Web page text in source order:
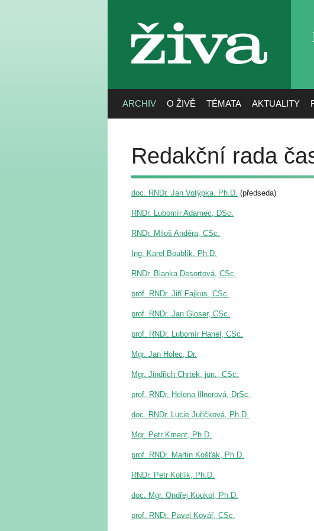
živa
ARCHIV O ŽIVĚ TÉMATA AKTUALITY
Redakční rada
doc. RNDr. Jan Votýpka. Ph.D. (předseda)
RNDr. Lubomír Adamec, DSc.
RNDr. Miloš Anděra, CSc.
Ing. Karel Boublík, Ph.D.
RNDr. Blanka Desortová, CSc.
prof. RNDr. Jiří Fajkus, CSc.
prof. RNDr. Jan Gloser, CSc.
prof. RNDr. Lubomír Hanel, CSc.
Mgr. Jan Holec, Dr.
Mgr. Jindřich Chrtek, jun., CSc.
prof. RNDr. Helena Illnerová, DrSc.
doc. RNDr. Lucie Juřičková, Ph.D.
Mgr. Petr Kment, Ph.D.
prof. RNDr. Martin Košťák, Ph.D.
RNDr. Petr Kotlík, Ph.D.
doc. Mgr. Ondřej Koukol, Ph.D.
prof. RNDr. Pavel Kovář, CSc.